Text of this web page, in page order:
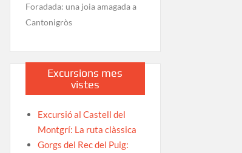
Foradada: una joia amagada a
Cantonigròs
Excursions mes
vistes
Excursió al Castell del
Montgrí: La ruta clàssica
Gorgs del Rec del Puig: